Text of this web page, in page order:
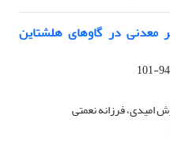
در گاوهای هلشتاین
94-101
امیدی، فرزانه نعمتی